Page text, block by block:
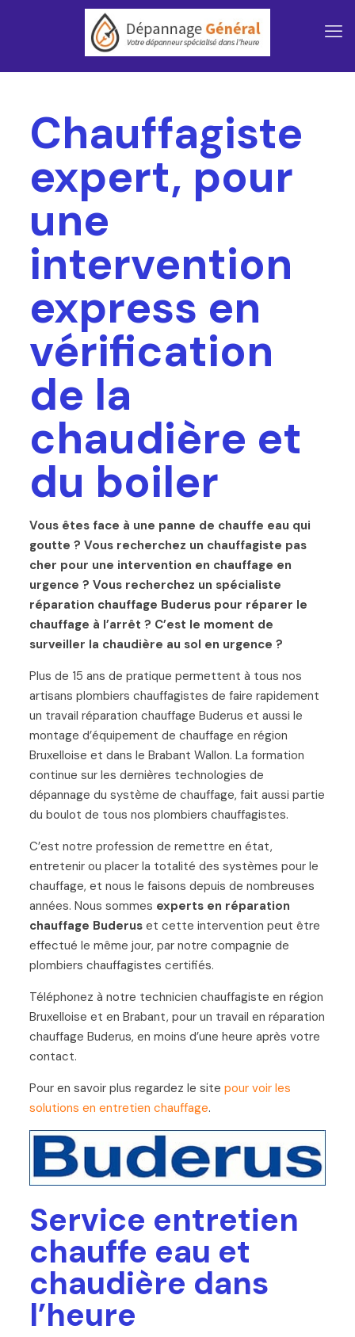
Chauffagiste
expert, pour
une
intervention
express en
vérification
de la
chaudière et
du boiler
Vous êtes face à une panne de chauffe eau qui
goutte ? Vous recherchez un chauffagiste pas
cher pour une intervention en chauffage en
urgence ? Vous recherchez un spécialiste
réparation chauffage Buderus pour réparer le
chauffage à l’arrêt ? C’est le moment de
surveiller la chaudière au sol en urgence ?
Plus de 15 ans de pratique permettent à tous nos
artisans plombiers chauffagistes de faire rapidement
un travail réparation chauffage Buderus et aussi le
montage d’équipement de chauffage en région
Bruxelloise et dans le Brabant Wallon. La formation
continue sur les dernières technologies de
dépannage du système de chauffage, fait aussi partie
du boulot de tous nos plombiers chauffagistes.
C’est notre profession de remettre en état,
entretenir ou placer la totalité des systèmes pour le
chauffage, et nous le faisons depuis de nombreuses
années. Nous sommes experts en réparation
chauffage Buderuset cette intervention peut être
effectué le même jour, par notre compagnie de
plombiers chauffagistes certifiés.
Téléphonez à notre technicien chauffagiste en région
Bruxelloise et en Brabant, pour un travail en réparation
chauffage Buderus, en moins d’une heure après votre
contact.
Pour en savoir plus regardez le site pour voir les
solutions en entretien chauffage.
Service entretien
chauffe eau et
chaudière dans
l’heure